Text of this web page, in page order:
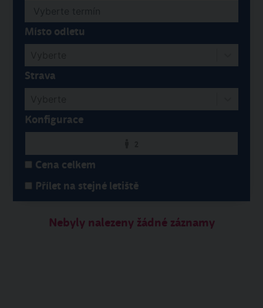
Místo odletu
Strava
Konfigurace
Cena celkem
Přílet na stejné letiště
Nebyly nalezeny žádné záznamy